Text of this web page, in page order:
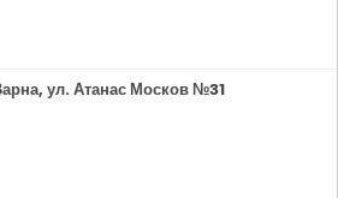
ул. Атанас Москов №31